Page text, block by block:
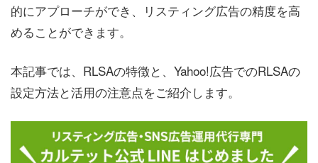
的にアプローチができ、リスティング広告の精度を高
めることができます。
本記事では、RLSAの特徴と、Yahoo!広告でのRLSAの
設定方法と活用の注意点をご紹介します。